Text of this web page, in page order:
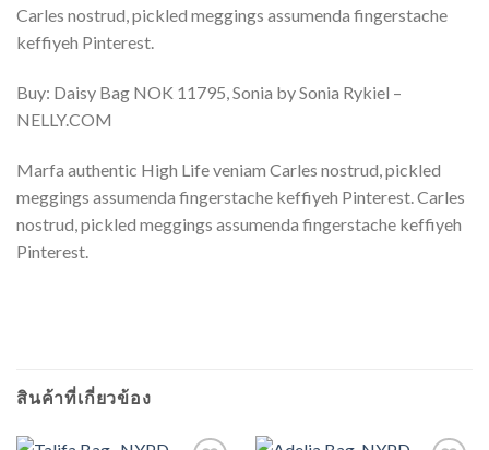
Carles nostrud, pickled meggings assumenda fingerstache
keffiyeh Pinterest.
Buy: Daisy Bag NOK 11795, Sonia by Sonia Rykiel –
NELLY.COM
Marfa authentic High Life veniam Carles nostrud, pickled
meggings assumenda fingerstache keffiyeh Pinterest. Carles
nostrud, pickled meggings assumenda fingerstache keffiyeh
Pinterest.
สินค้าที่เกี่ยวข้อง